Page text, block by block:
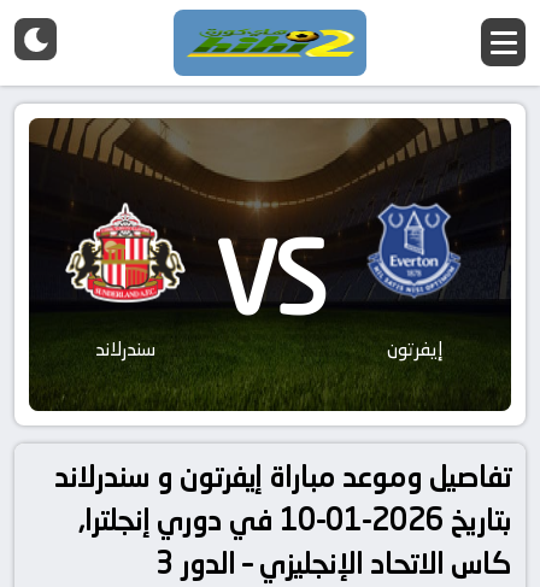
إيفرتون VS سندرلاند
تفاصيل وموعد مباراة إيفرتون و سندرلاند
بتاريخ 2026-01-10 في دوري إنجلترا,
كاس الاتحاد الإنجليزي – الدور 3